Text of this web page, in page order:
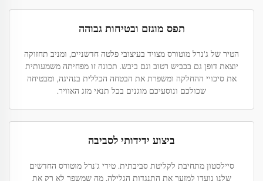
תפס מוגזם ובטיחות גבוהה
הטיר של ג'נרל מוטורס מצויד בעיצובי פלטה חדשניים, ומניב תחזוקה
יוצאת דופן גם בכביש רטוב וגם ביבש. תכונה זו מפחיתה משמעותית
את סיכויי ההחלקה ומשפרת את הבטחה הכללית בנהיגה, ומבטיחה
שכולכם ונוסעיכם מוגנים בכל תנאי מזג האוויר.
ביצוע ידידותי לסביבה
סיילסטון מתחיבת לקליטת סביבתית. טירי ג'נרל מוטורס החדשים
שלנו נועדו למזער את התנגדות הגלילה, מה שמשפר לא רק את